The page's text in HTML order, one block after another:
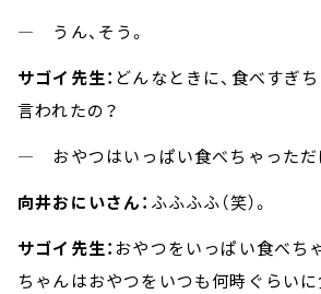
― うん、そう。
サゴイ先生： どんなときに、食べすぎ
言われたの？
― おやつはいっぱい食べちゃっただ
向井おにいさん： ふふふふ（笑）。
サゴイ先生： おやつをいっぱい食べち
ちゃんはおやつをいつも何時ぐらいに